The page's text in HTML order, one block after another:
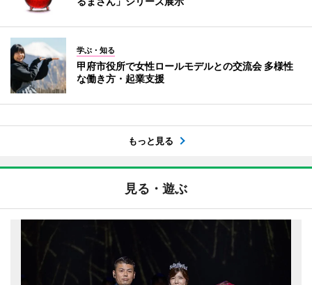
学ぶ・知る
甲府市役所で女性ロールモデルとの交流会 多様性
な働き方・起業支援
もっと見る
見る・遊ぶ